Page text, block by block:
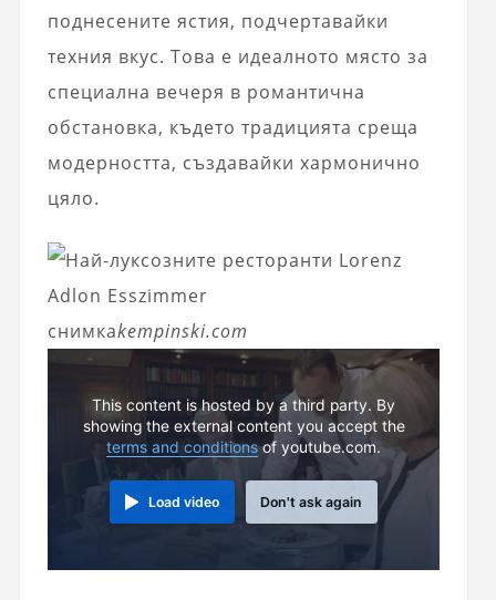
поднесените ястия, подчертавайки
техния вкус. Това е идеалното място за
специална вечеря в романтична
обстановка, където традицията среща
модерността, създавайки хармонично
цяло.
снимкаkempinski.com
This content is hosted by a third party. By
showing the external content you accept the
terms and conditionsof youtube.com.
Load video Don't ask again